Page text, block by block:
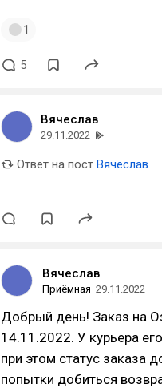
1
5
Вячеслав
29.11.2022
Ответ на пост Вячеслав
Вячеслав
Приёмная 29.11.2022
Добрый день! Заказ на
14.11.2022. У курьера
при этом статус заказа
попытки добиться